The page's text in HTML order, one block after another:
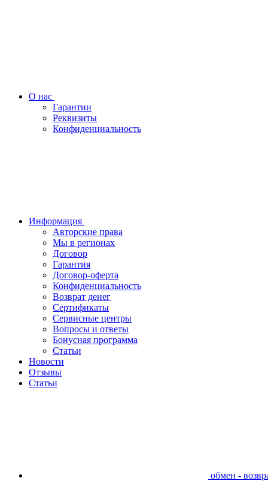
О нас
Гарантии
Реквизиты
Конфиденциальность
Информация
Авторские права
Мы в регионах
Договор
Гарантия
Договор-оферта
Конфиденциальность
Возврат денег
Сертификаты
Сервисные центры
Вопросы и ответы
Бонусная программа
Статьи
Новости
Отзывы
Статьи
обмен -